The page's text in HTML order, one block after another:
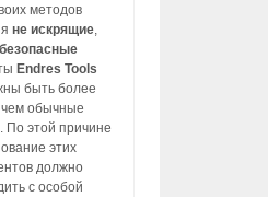
методов
не искрящие,
Endres Tools
быть более
чем обычные
По этой причине
этих
должно
с особой